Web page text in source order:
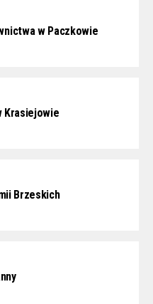
w Paczkowie
Krasiejowie
Brzeskich